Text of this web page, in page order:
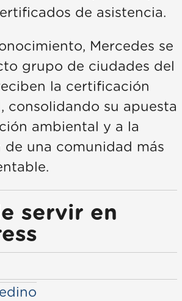
de asistencia.
Mercedes se
grupo de ciudades del
la certificación
consolidando su apuesta
ambiental y a la
una comunidad más
servir en